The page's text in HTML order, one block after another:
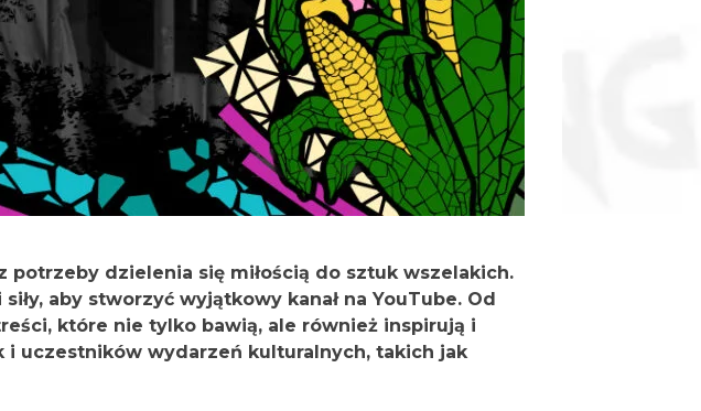
potrzeby dzielenia się miłością do sztuk wszelakich.
aby stworzyć wyjątkowy kanał na YouTube. Od
które nie tylko bawią, ale również inspirują i
uczestników wydarzeń kulturalnych, takich jak